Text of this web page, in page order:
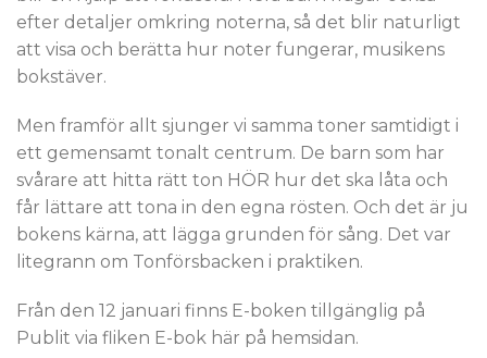
efter detaljer omkring noterna, så det blir naturligt
att visa och berätta hur noter fungerar, musikens
bokstäver.
Men framför allt sjunger vi samma toner samtidigt i
ett gemensamt tonalt centrum. De barn som har
svårare att hitta rätt ton HÖR hur det ska låta och
får lättare att tona in den egna rösten. Och det är ju
bokens kärna, att lägga grunden för sång. Det var
litegrann om Tonförsbacken i praktiken.
Från den 12 januari finns E-boken tillgänglig på
Publit via fliken E-bok här på hemsidan.